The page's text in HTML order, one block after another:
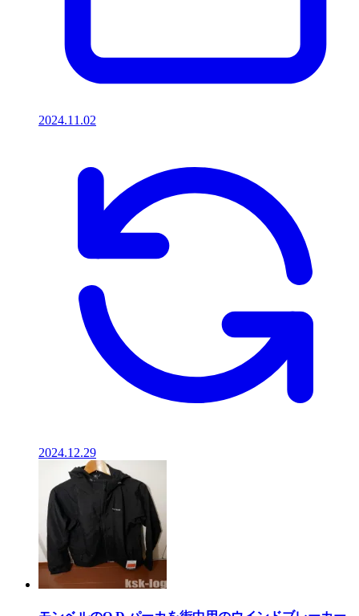
2024.11.02
2024.12.29